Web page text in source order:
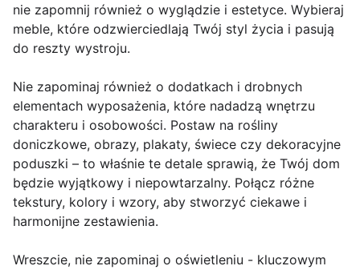
nie zapomnij również o wyglądzie i estetyce. Wybieraj
meble, które odzwierciedlają Twój styl życia i pasują
do reszty wystroju.
Nie zapominaj również o dodatkach i drobnych
elementach wyposażenia, które nadadzą wnętrzu
charakteru i osobowości. Postaw na rośliny
doniczkowe, obrazy, plakaty, świece czy dekoracyjne
poduszki – to właśnie te detale sprawią, że Twój dom
będzie wyjątkowy i niepowtarzalny. Połącz różne
tekstury, kolory i wzory, aby stworzyć ciekawe i
harmonijne zestawienia.
Wreszcie, nie zapominaj o oświetleniu - kluczowym